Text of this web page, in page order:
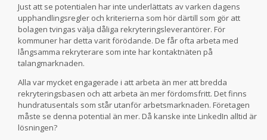
Just att se potentialen har inte underlättats av varken dagens
upphandlingsregler och kriterierna som hör därtill som gör att
bolagen tvingas välja dåliga rekryteringsleverantörer. För
kommuner har detta varit förödande. De får ofta arbeta med
långsamma rekryterare som inte har kontaktnäten på
talangmarknaden.
Alla var mycket engagerade i att arbeta än mer att bredda
rekryteringsbasen och att arbeta än mer fördomsfritt. Det finns
hundratusentals som står utanför arbetsmarknaden. Företagen
måste se denna potential än mer. Då kanske inte LinkedIn alltid är
lösningen?